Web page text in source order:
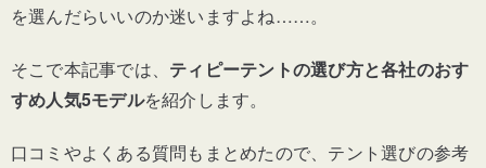
を選んだらいいのか迷いますよね……。
そこで本記事では、 ティピーテントの選び方と各社のおす
すめ人気5モデルを紹介します。
口コミやよくある質問もまとめたので、テント選びの参考